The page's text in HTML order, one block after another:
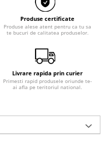
Produse certificate
Produse alese atent pentru ca tu sa
te bucuri de calitatea produselor.
Livrare rapida prin curier
Primesti rapid produsele oriunde te-
ai afla pe teritoriul national.